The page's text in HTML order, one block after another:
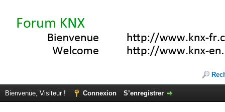
Bienvenue, Visiteur ! Connexion S’enregistrer